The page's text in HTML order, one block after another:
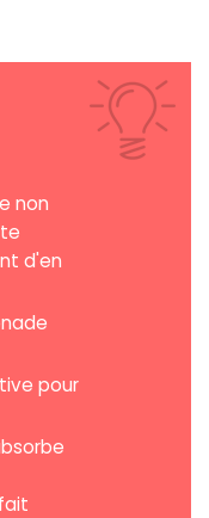
non
d'en
pour